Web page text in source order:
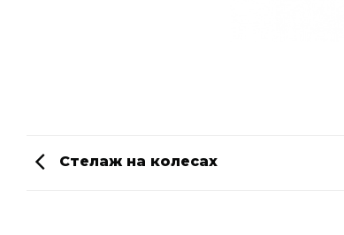
Стелаж на колесах